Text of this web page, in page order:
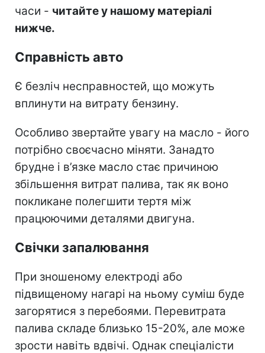
часи - читайте у нашому матеріалі
нижче.
Справність авто
Є безліч несправностей, що можуть
вплинути на витрату бензину.
Особливо звертайте увагу на масло - його
потрібно своєчасно міняти. Занадто
брудне і в’язке масло стає причиною
збільшення витрат палива, так як воно
покликане полегшити тертя між
працюючими деталями двигуна.
Свічки запалювання
При зношеному електроді або
підвищеному нагарі на ньому суміш буде
загорятися з перебоями. Перевитрата
палива складе близько 15-20%, але може
зрости навіть вдвічі. Однак спеціалісти